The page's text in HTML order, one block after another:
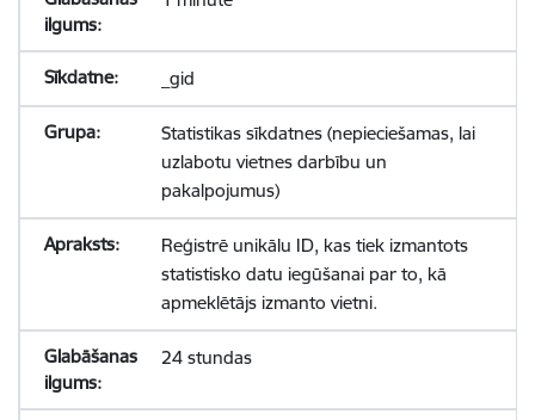
_gid
Statistikas sīkdatnes (nepieciešamas, lai
uzlabotu vietnes darbību un
pakalpojumus)
Reģistrē unikālu ID, kas tiek izmantots
statistisko datu iegūšanai par to, kā
apmeklētājs izmanto vietni.
24 stundas